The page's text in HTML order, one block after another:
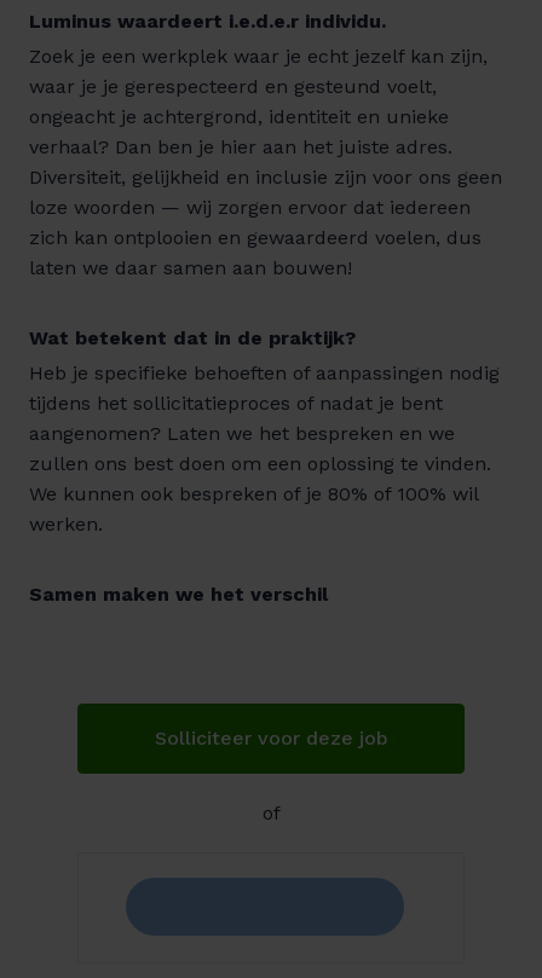
Luminus waardeert i.e.d.e.r individu.
Zoek je een werkplek waar je echt jezelf kan zijn,
waar je je gerespecteerd en gesteund voelt,
ongeacht je achtergrond, identiteit en unieke
verhaal? Dan ben je hier aan het juiste adres.
Diversiteit, gelijkheid en inclusie zijn voor ons geen
loze woorden — wij zorgen ervoor dat iedereen
zich kan ontplooien en gewaardeerd voelen, dus
laten we daar samen aan bouwen!
Wat betekent dat in de praktijk?
Heb je specifieke behoeften of aanpassingen nodig
tijdens het sollicitatieproces of nadat je bent
aangenomen? Laten we het bespreken en we
zullen ons best doen om een oplossing te vinden.
We kunnen ook bespreken of je 80% of 100% wil
werken.
Samen maken we het verschil
Solliciteer voor deze job
of